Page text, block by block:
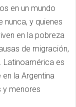
en un mundo
nunca, y quienes
en la pobreza
de migración,
Latinoamérica es
la Argentina
y menores